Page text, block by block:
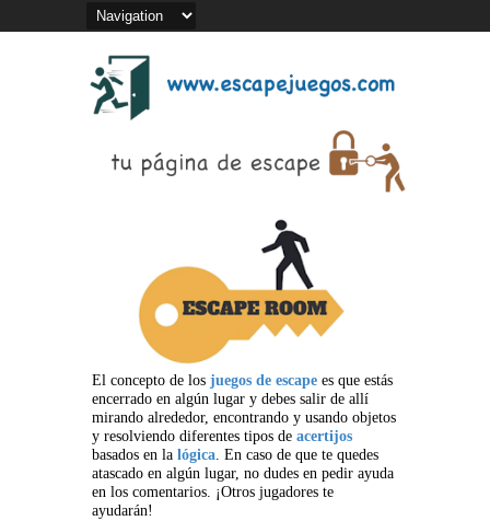
El concepto de los juegos de escape es que estás
encerrado en algún lugar y debes salir de allí
mirando alrededor, encontrando y usando objetos
y resolviendo diferentes tipos de acertijos
basados en la lógica. En caso de que te quedes
atascado en algún lugar, no dudes en pedir ayuda
en los comentarios. ¡Otros jugadores te
ayudarán!